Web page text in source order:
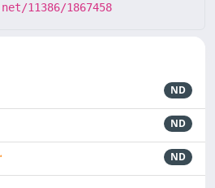
11386/1867458
ND
ND
ND